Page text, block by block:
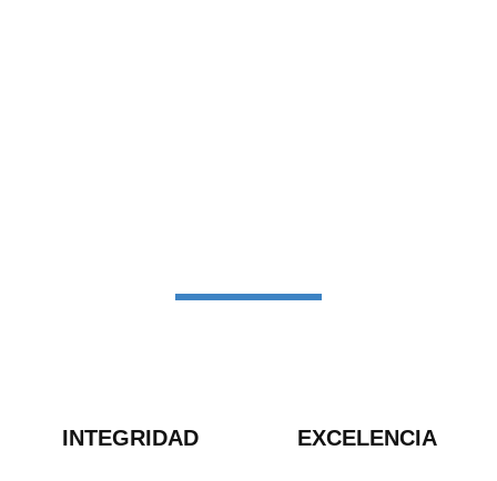
INTEGRIDAD EXCELENCIA